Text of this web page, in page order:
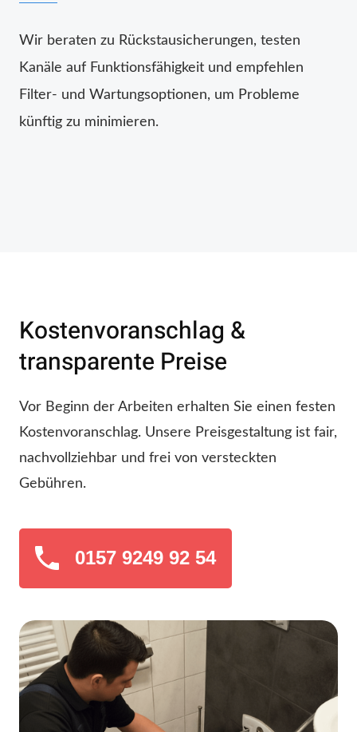
Wir beraten zu Rückstausicherungen, testen
Kanäle auf Funktionsfähigkeit und empfehlen
Filter- und Wartungsoptionen, um Probleme
künftig zu minimieren.
Kostenvoranschlag &
transparente Preise
Vor Beginn der Arbeiten erhalten Sie einen festen
Kostenvoranschlag. Unsere Preisgestaltung ist fair,
nachvollziehbar und frei von versteckten
Gebühren.
0157 9249 92 54